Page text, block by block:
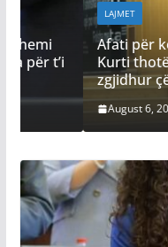
Afati për
Kurti thotë se
zgjidhur çështjen
August 6, 2026 Vendi